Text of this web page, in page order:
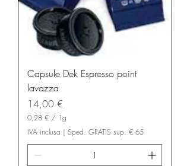
Capsule Dek Espresso point
lavazza
Prezzo
14,00 €
0,28 € / 1g
0
,
2
IVA inclusa | Sped. GRATIS sup. € 65